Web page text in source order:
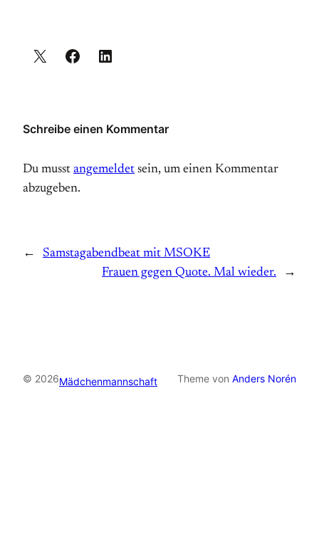
Schreibe einen Kommentar
Du musst angemeldet sein, um einen Kommentar
abzugeben.
←
Samstagabendbeat mit MSOKE
Frauen gegen Quote. Mal wieder.
→
© 2026Mädchenmannschaft Theme von Anders Norén